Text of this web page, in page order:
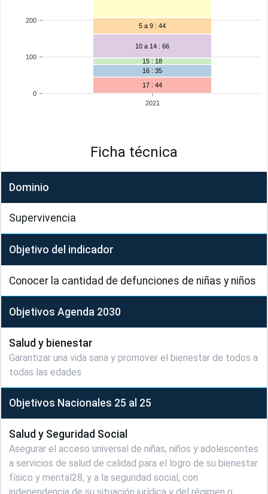
2021
0
100
200
17 : 44
16 : 35
15 : 18
10 a 14 : 66
5 a 9 : 44
Ficha técnica
Dominio
Supervivencia
Objetivo del indicador
Conocer la cantidad de defunciones de niñas y niños
Objetivos Agenda 2030
Salud y bienestar
Garantizar una vida sana y promover el bienestar de todos a
todas las edades
Objetivos Nacionales 25 al 25
Salud y Seguridad Social
Asegurar el acceso universal de niñas, niños y adolescentes
a servicios de salud de calidad para el logro de su bienestar
físico y mental28, y a la seguridad social, con